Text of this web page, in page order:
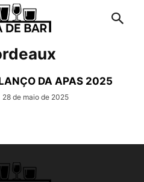
DA APAS 2025
28 de maio de 2025